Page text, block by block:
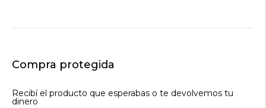
Compra protegida
Recibí el producto que esperabas o te devolvemos tu
dinero